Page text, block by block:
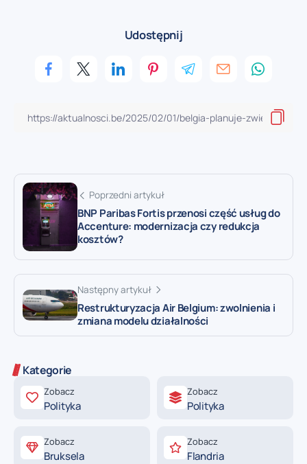
Udostępnij
Poprzedni artykuł
BNP Paribas Fortis przenosi część usług do
Accenture: modernizacja czy redukcja
kosztów?
Następny artykuł
Restrukturyzacja Air Belgium: zwolnienia i
zmiana modelu działalności
Kategorie
Zobacz
Polityka
Zobacz
Polityka
Zobacz
Bruksela
Zobacz
Flandria